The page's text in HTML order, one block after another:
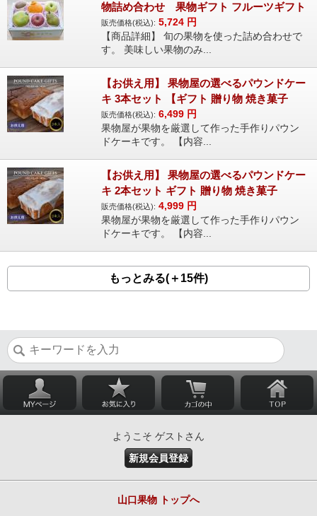
物詰め合わせ 果物ギフト フルーツギフト
販売価格(税込): 5,724 円
【商品詳細】 旬の果物を使った詰め合わせで
す。 美味しい果物のみ...
【お供え用】 果物屋の選べるパウンドケー
キ 3本セット 【ギフト 贈り物 焼き菓子
販売価格(税込): 6,499 円
果物屋が果物を厳選して作った手作りパウン
ドケーキです。 【内容...
【お供え用】 果物屋の選べるパウンドケー
キ 2本セット ギフト 贈り物 焼き菓子
販売価格(税込): 4,999 円
果物屋が果物を厳選して作った手作りパウン
ドケーキです。 【内容...
もっとみる(＋15件)
ようこそ ゲストさん
新規会員登録
山口果物 トップへ